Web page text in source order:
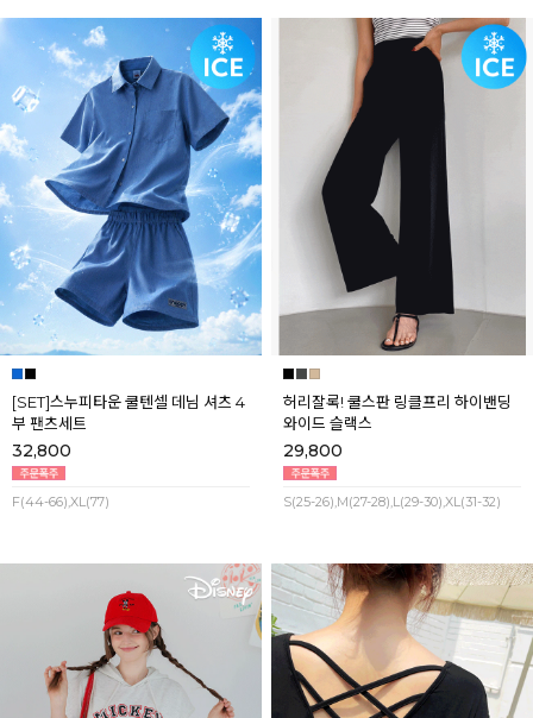
[SET]스누피타운 쿨텐셀 데님 셔츠 4
부 팬츠세트
32,800
F(44-66),XL(77)
허리잘록! 쿨스판 링클프리 하이밴딩
와이드 슬랙스
29,800
S(25-26),M(27-28),L(29-30),XL(31-32)